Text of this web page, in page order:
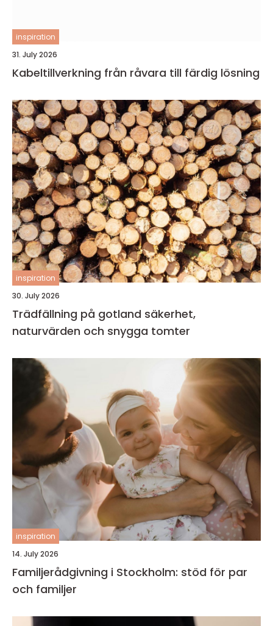
inspiration
31. July 2026
Kabeltillverkning från råvara till färdig lösning
inspiration
30. July 2026
Trädfällning på gotland säkerhet,
naturvärden och snygga tomter
inspiration
14. July 2026
Familjerådgivning i Stockholm: stöd för par
och familjer